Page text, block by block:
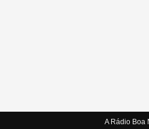
A Rádio Boa